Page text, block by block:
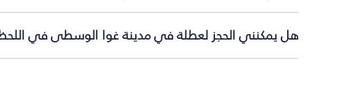
هل يمكنني الحجز لعطلة في مدينة غوا الوسطى في